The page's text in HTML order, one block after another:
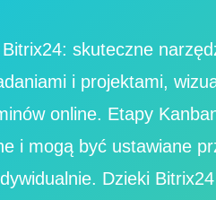
skuteczne
i projektami,
online. Etapy
i mogą być ustawiane
Dzieki